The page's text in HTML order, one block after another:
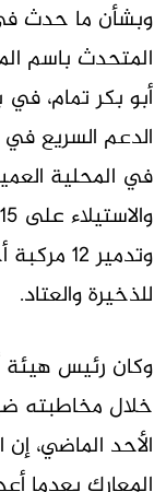
وبشأن ما حدث
المتحدث باسم
أبو بكر تمام،
الدعم السريع
وتدمير
للذخيرة والعتاد.
وكان رئيس هيئة
خلال مخاطبته
الأحد الماضي،